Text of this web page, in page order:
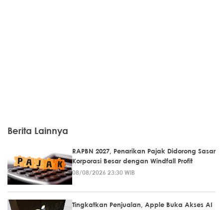
Berita Lainnya
RAPBN 2027, Penarikan Pajak Didorong Sasar
Korporasi Besar dengan Windfall Profit
08/08/2026 23:30 WIB
Tingkatkan Penjualan, Apple Buka Akses AI